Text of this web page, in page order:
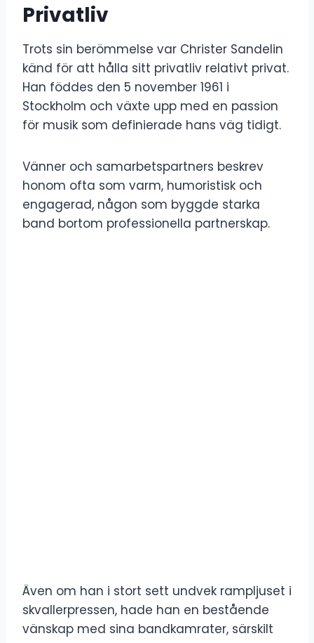
Privatliv
Trots sin berömmelse var Christer Sandelin
känd för att hålla sitt privatliv relativt privat.
Han föddes den 5 november 1961 i
Stockholm och växte upp med en passion
för musik som definierade hans väg tidigt.
Vänner och samarbetspartners beskrev
honom ofta som varm, humoristisk och
engagerad, någon som byggde starka
band bortom professionella partnerskap.
Även om han i stort sett undvek rampljuset i
skvallerpressen, hade han en bestående
vänskap med sina bandkamrater, särskilt